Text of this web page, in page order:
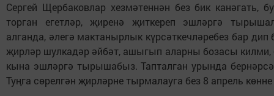
Сергей Щербаковлар хезмәтеннән без бик канәгать,
торган егетләр, җиренә җиткереп эшләргә
алганда, әлегә мактанырлык күрсәткечләребез бар
җирләр шулкадәр әйбәт, ашыгып аларны бозасы килми,
кына эшләргә тырышабыз. Тапталган урында
Туңга сөрелгән җирләрне тырмалауга без 8 апрель